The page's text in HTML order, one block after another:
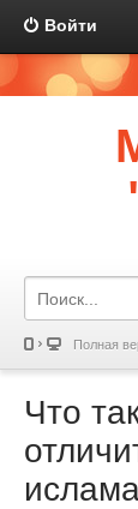
Войти
Полная
Что